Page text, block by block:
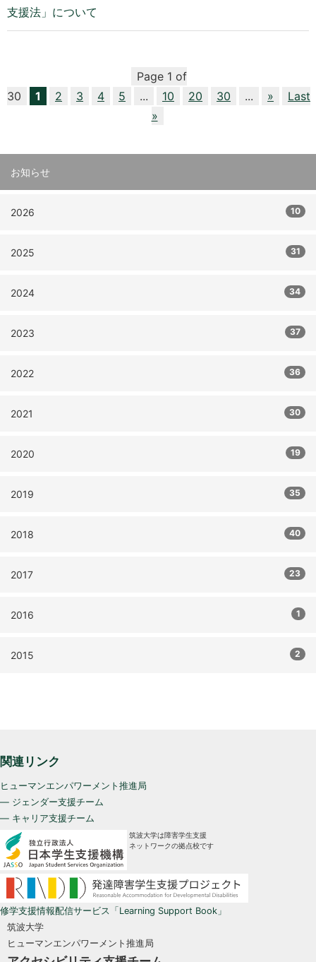
支援法」について
Page 1 of
30
1 2 3 4 5 ... 10 20 30 ... »
Last
»
お知らせ
2026 10
2025 31
2024 34
2023 37
2022 36
2021 30
2020 19
2019 35
2018 40
2017 23
2016 1
2015 2
関連リンク
ヒューマンエンパワーメント推進局
— ジェンダー支援チーム
— キャリア支援チーム
筑波大学は障害学生支援
ネットワークの拠点校です
修学支援情報配信サービス「Learning Support Book」
筑波大学
ヒューマンエンパワーメント推進局